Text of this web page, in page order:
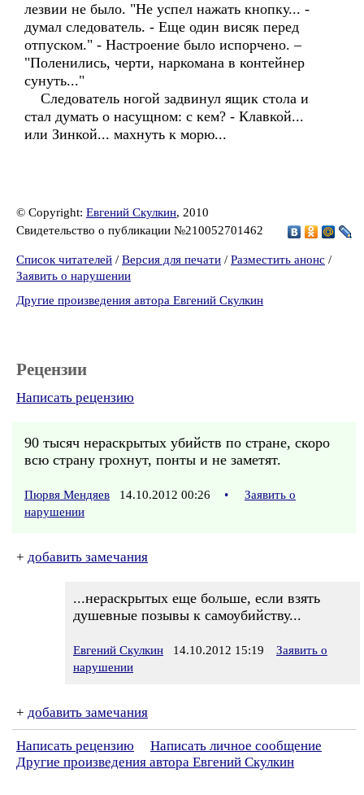
лезвии не было. "Не успел нажать кнопку... -
думал следователь. - Еще один висяк перед
отпуском." - Настроение было испорчено. –
"Поленились, черти, наркомана в контейнер
сунуть..."
Следователь ногой задвинул ящик стола и
стал думать о насущном: с кем? - Клавкой...
или Зинкой... махнуть к морю...
© Copyright: Евгений Скулкин, 2010
Свидетельство о публикации №210052701462
Список читателей / Версия для печати / Разместить анонс /
Заявить о нарушении
Другие произведения автора Евгений Скулкин
Рецензии
Написать рецензию
90 тысяч нераскрытых убийств по стране, скоро
всю страну грохнут, понты и не заметят.
Пюрвя Мендяев 14.10.2012 00:26 •
Заявить о
нарушении
+ добавить замечания
...нераскрытых еще больше, если взять
душевные позывы к самоубийству...
Евгений Скулкин 14.10.2012 15:19
Заявить о
нарушении
+ добавить замечания
Написать рецензию
Написать личное сообщение
Другие произведения автора Евгений Скулкин